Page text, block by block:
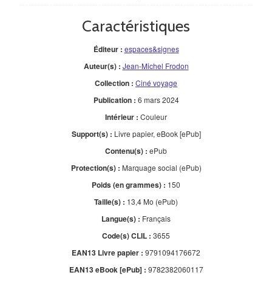
Caractéristiques
Éditeur : espaces&signes
Auteur(s) : Jean-Michel Frodon
Collection : Ciné voyage
Publication : 6 mars 2024
Intérieur : Couleur
Support(s) : Livre papier, eBook [ePub]
Contenu(s) : ePub
Protection(s) : Marquage social (ePub)
Poids (en grammes) : 150
Taille(s) : 13,4 Mo (ePub)
Langue(s) : Français
Code(s) CLIL : 3655
EAN13 Livre papier : 9791094176672
EAN13 eBook [ePub] : 9782382060117